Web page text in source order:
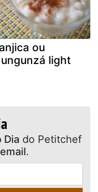
ou
light
Dia do Petitchef
.